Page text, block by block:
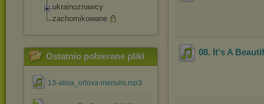
ukrainoznawcy
zachomikowane
Ostatnio pobierane pliki
13-alina_orlova-menulis.mp3
08. It's A